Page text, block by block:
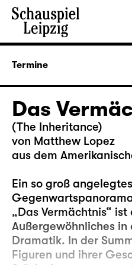
Termine
Das
(The Inheritance)
von Matthew Lopez
aus dem
Ein so groß angelegtes
„Das Vermächtnis“ ist
Außergewöhnliches in
Dramatik. In der
Figuren und ihrer